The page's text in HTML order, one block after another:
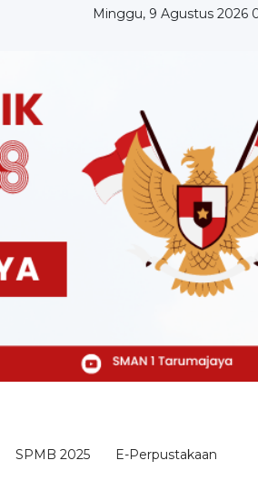
Minggu, 9 Agustus 2026
SPMB 2025 E-Perpustakaan